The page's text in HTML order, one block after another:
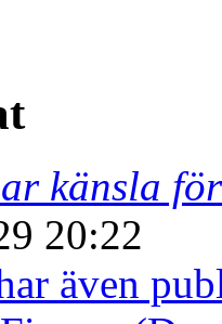
känsla
20:22
även